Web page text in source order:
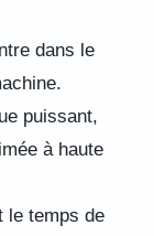
dans le
puissant,
à haute
le temps de